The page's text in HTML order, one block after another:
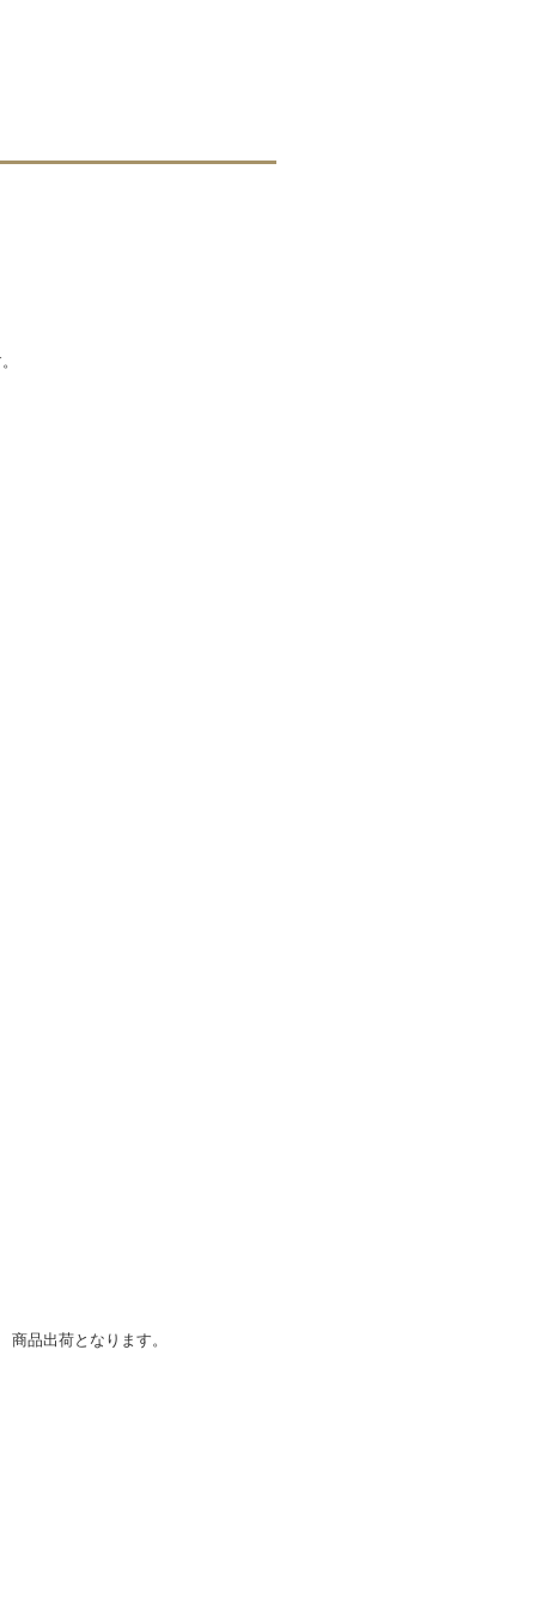
品出荷となります。